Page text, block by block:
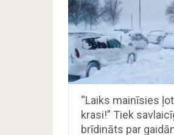
“Laiks mainīsies
krasi!” Tiek
brīdināts par